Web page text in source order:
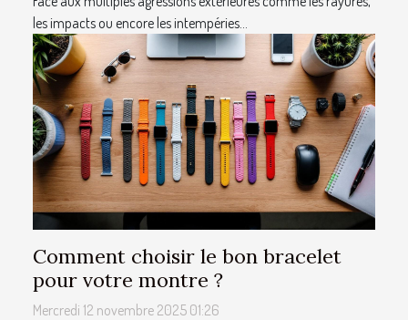
les impacts ou encore les intempéries...
Comment choisir le bon bracelet
pour votre montre ?
Mercredi 12 novembre 2025 01:26